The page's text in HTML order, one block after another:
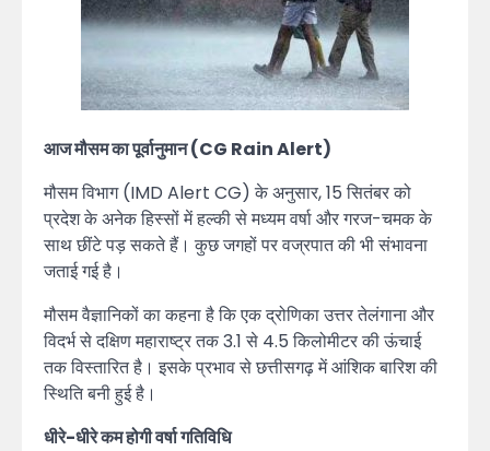
आज मौसम का पूर्वानुमान (CG Rain Alert)
मौसम विभाग (IMD Alert CG) के अनुसार, 15 सितंबर को
प्रदेश के अनेक हिस्सों में हल्की से मध्यम वर्षा और गरज-चमक के
साथ छींटे पड़ सकते हैं। कुछ जगहों पर वज्रपात की भी संभावना
जताई गई है।
मौसम वैज्ञानिकों का कहना है कि एक द्रोणिका उत्तर तेलंगाना और
विदर्भ से दक्षिण महाराष्ट्र तक 3.1 से 4.5 किलोमीटर की ऊंचाई
तक विस्तारित है। इसके प्रभाव से छत्तीसगढ़ में आंशिक बारिश की
स्थिति बनी हुई है।
धीरे-धीरे कम होगी वर्षा गतिविधि